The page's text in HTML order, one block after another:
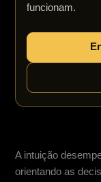
funcionam.
A intuição
orientando as